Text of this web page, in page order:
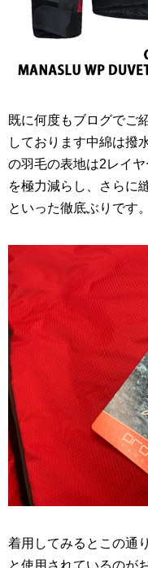
既に何度もブログでご
しております中綿は撥
の羽毛の表地は2レイ
を極力減らし、さらに
といった徹底ぶりです。
着用してみるとこの通
と使用されているのが